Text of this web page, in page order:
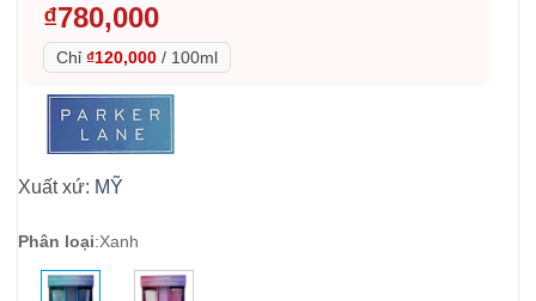
₫780,000
Chỉ ₫120,000 / 100ml
Xuất xứ: MỸ
Phân loại:Xanh